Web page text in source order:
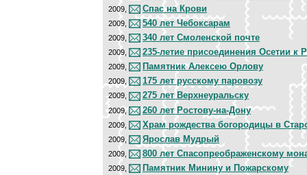
2009, Спас на Крови
2009, 540 лет Чебоксарам
2009, 340 лет Смоленской почте
2009, 235-летие присоединения Осетии к
2009, Памятник Алексею Орлову
2009, 175 лет русскому паровозу
2009, 275 лет Верхнеуральску
2009, 260 лет Ростову-на-Дону
2009, Храм рождества богородицы в
2009, Ярослав Мудрый
2009, 800 лет Спасопреображенскому
2009, Памятник Минину и Пожарскому